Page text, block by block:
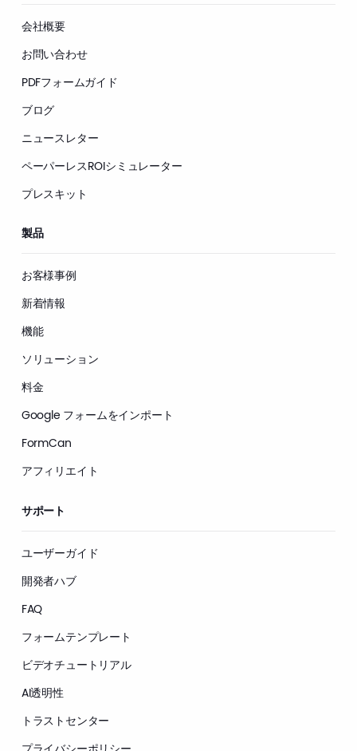
会社概要
お問い合わせ
PDFフォームガイド
ブログ
ニュースレター
ペーパーレスROIシミュレーター
プレスキット
製品
お客様事例
新着情報
機能
ソリューション
料金
Google フォームをインポート
FormCan
アフィリエイト
サポート
ユーザーガイド
開発者ハブ
FAQ
フォームテンプレート
ビデオチュートリアル
AI透明性
トラストセンター